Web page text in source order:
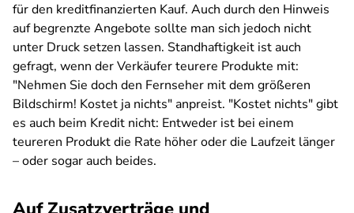
für den kreditfinanzierten Kauf. Auch durch den Hinweis
auf begrenzte Angebote sollte man sich jedoch nicht
unter Druck setzen lassen. Standhaftigkeit ist auch
gefragt, wenn der Verkäufer teurere Produkte mit:
"Nehmen Sie doch den Fernseher mit dem größeren
Bildschirm! Kostet ja nichts" anpreist. "Kostet nichts" gibt
es auch beim Kredit nicht: Entweder ist bei einem
teureren Produkt die Rate höher oder die Laufzeit länger
– oder sogar auch beides.